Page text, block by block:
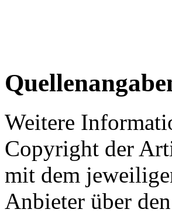
Weitere
Copyright der
mit dem
Anbieter über